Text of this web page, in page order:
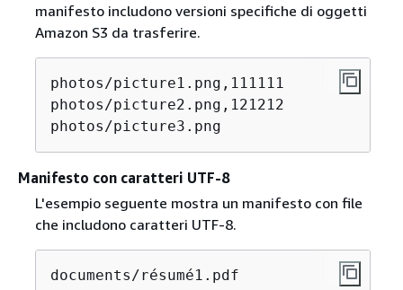
manifesto includono versioni specifiche di oggetti
Amazon S3 da trasferire.
photos/picture1.png,111111
photos/picture2.png,121212
photos/picture3.png
Manifesto con caratteri UTF-8
L'esempio seguente mostra un manifesto con file
che includono caratteri UTF-8.
documents/résumé1.pdf